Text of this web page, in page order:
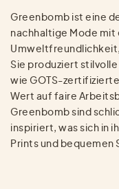
Greenbomb ist eine
nachhaltige Mode mit
Sie produziert
wie GOTS-
Wert auf faire
Greenbomb sind
inspiriert, was sich in
Prints und bequemen